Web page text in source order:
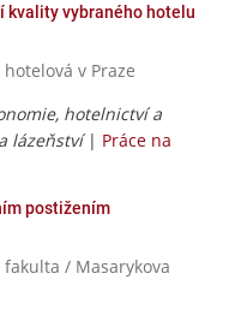
kvality vybraného hotelu
v Praze
hotelnictví a
lázeňství| Práce na
postižením
fakulta / Masarykova